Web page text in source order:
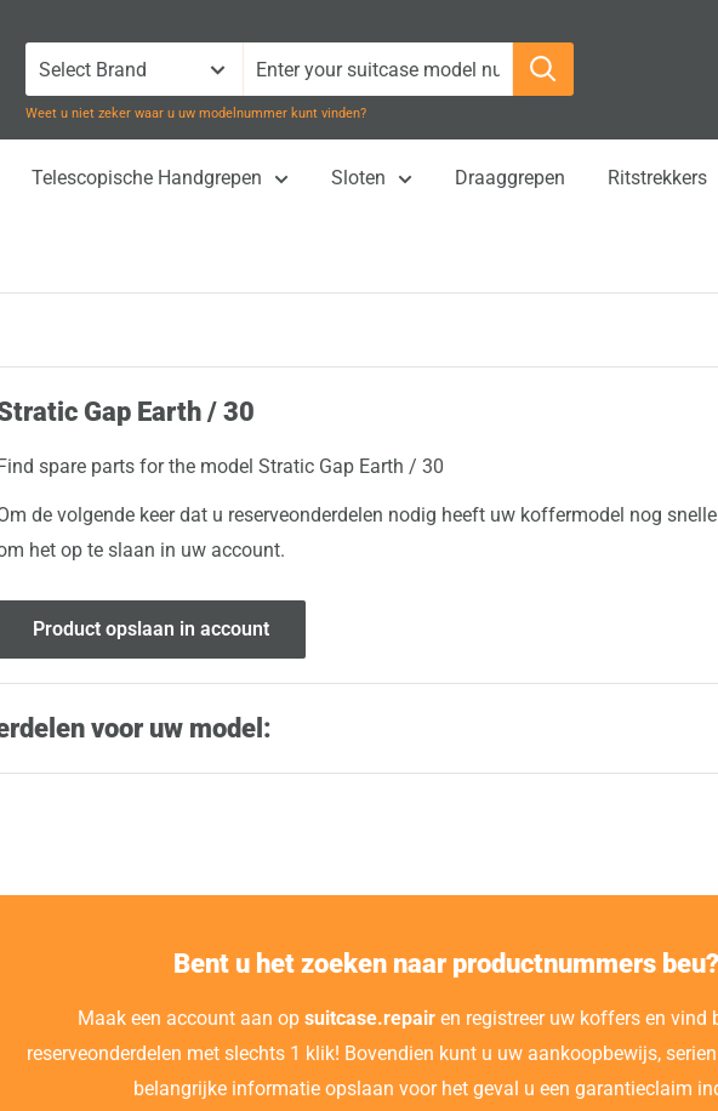
Weet u niet zeker waar u uw modelnummer kunt vinden?
Telescopische Handgrepen Sloten Draaggrepen Ritstrekkers
Gap Earth / 30
spare parts for the model Stratic Gap Earth / 30
de volgende keer dat u reserveonderdelen nodig heeft uw koffermodel nog
het op te slaan in uw account.
Product opslaan in account
voor uw model:
Bent u het zoeken naar productnummers beu?
Maak een account aan op suitcase.repair en registreer uw koffers en vind
reserveonderdelen met slechts 1 klik! Bovendien kunt u uw aankoopbewijs,
belangrijke informatie opslaan voor het geval u een garantieclaim